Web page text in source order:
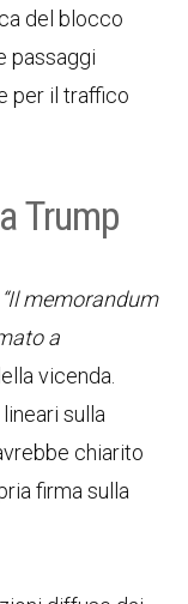
del blocco
passaggi
per il traffico
Trump
“Il memorandum
a
vicenda.
sulla
chiarito
firma sulla